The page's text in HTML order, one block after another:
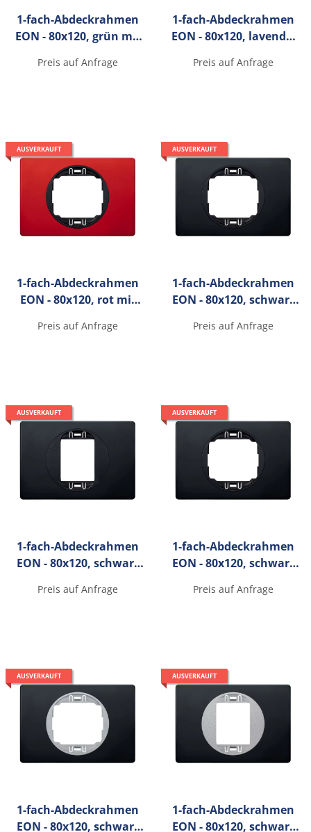
1-fach-Abdeckrahmen
EON - 80x120, grün mit
Preis auf Anfrage
1-fach-Abdeckrahmen
EON - 80x120, lavendel
Innenrahmen
Preis auf Anfrage
AUSVERKAUFT
1-fach-Abdeckrahmen
EON - 80x120, rot mit
Innenrahmen
Preis auf Anfrage
AUSVERKAUFT
1-fach-Abdeckrahmen
EON - 80x120, schwarz
Innenrahmen
Preis auf Anfrage
AUSVERKAUFT
1-fach-Abdeckrahmen
EON - 80x120, schwarz
Innenrahmen
Preis auf Anfrage
AUSVERKAUFT
1-fach-Abdeckrahmen
EON - 80x120, schwarz
Innenrahmen
Preis auf Anfrage
AUSVERKAUFT
1-fach-Abdeckrahmen
EON - 80x120, schwarz
AUSVERKAUFT
1-fach-Abdeckrahmen
EON - 80x120, schwarz